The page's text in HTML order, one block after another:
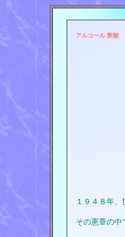
アルコール 酢酸
１９４８年、
その憲章の中